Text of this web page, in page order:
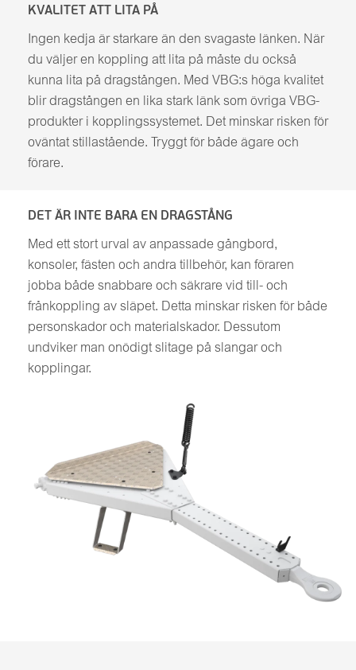
KVALITET ATT LITA PÅ
Ingen kedja är starkare än den svagaste länken. När
du väljer en koppling att lita på måste du också
kunna lita på dragstången. Med VBG:s höga kvalitet
blir dragstången en lika stark länk som övriga VBG-
produkter i kopplingssystemet. Det minskar risken för
oväntat stillastående. Tryggt för både ägare och
förare.
DET ÄR INTE BARA EN DRAGSTÅNG
Med ett stort urval av anpassade gångbord,
konsoler, fästen och andra tillbehör, kan föraren
jobba både snabbare och säkrare vid till- och
frånkoppling av släpet. Detta minskar risken för både
personskador och materialskador. Dessutom
undviker man onödigt slitage på slangar och
kopplingar.